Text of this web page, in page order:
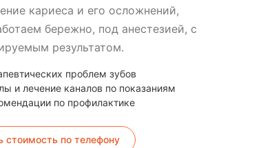
кариеса и его осложнений,
бережно, под анестезией, с
результатом.
проблем зубов
и лечение каналов по показаниям
по профилактике
стоимость по телефону